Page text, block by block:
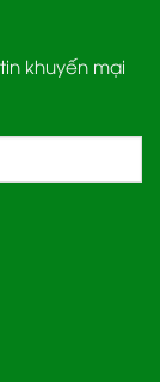
khuyến mại